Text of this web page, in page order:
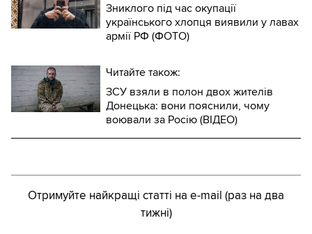
Зниклого під час окупації
українського хлопця виявили у лавах
армії РФ (ФОТО)
Читайте також:
ЗСУ взяли в полон двох жителів
Донецька: вони пояснили, чому
воювали за Росію (ВІДЕО)
Отримуйте найкращі статті на e-mail (раз на два
тижні)